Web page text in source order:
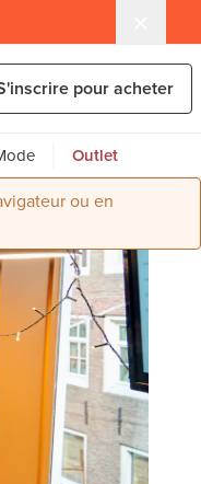
pour acheter
Outlet
ou en